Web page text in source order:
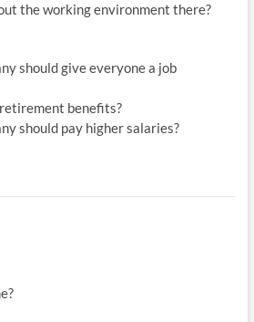
the working environment there?
should give everyone a job
benefits?
should pay higher salaries?